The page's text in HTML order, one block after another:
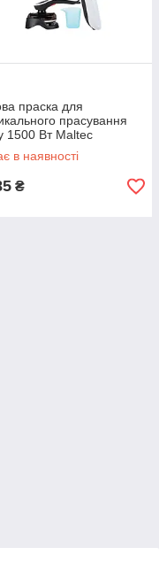
праска для
прасування
1500 Вт Maltec
універсальний
(парова щітка)
в наявності
₴